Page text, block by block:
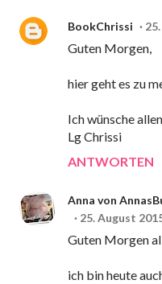
BookChrissi
Guten Morgen,
hier geht es zu
Ich wünsche
Lg Chrissi
ANTWORTEN
Anna von
25. August
Guten Morgen
ich bin heute